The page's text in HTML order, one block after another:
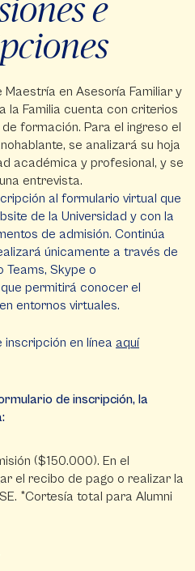
e
en Asesoría Familiar y
la Familia cuenta con criterios
formación. Para el ingreso el
se analizará su hoja
académica y profesional, y se
entrevista.
al formulario virtual que
de la Universidad y con la
de admisión. Continúa
únicamente a través de
Skype o
permitirá conocer el
entornos virtuales.
en línea aquí
de inscripción, la
($150.000). En el
el recibo de pago o realizar la
*Cortesía total para Alumni